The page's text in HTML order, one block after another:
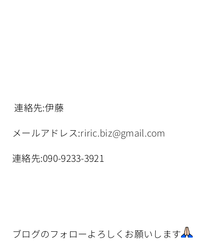
連絡先:伊藤
メールアドレス:riric.biz@gmail.com
連絡先:090-9233-3921
ブログのフォローよろしくお願いします